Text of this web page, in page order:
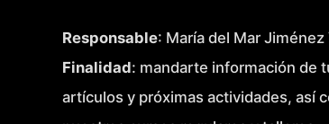
Responsable: María del Mar
Finalidad: mandarte información de
artículos y próximas actividades, así